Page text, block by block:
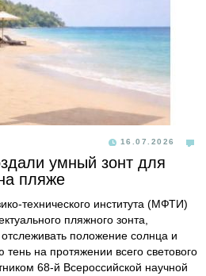
16.07.2026
умный зонт для
пляже
технического института (МФТИ)
пляжного зонта,
положение солнца и
на протяжении всего светового
68-й Всероссийской научной